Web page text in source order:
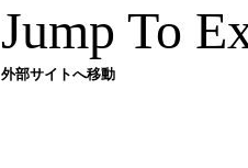
Jump To
外部サイトへ移動